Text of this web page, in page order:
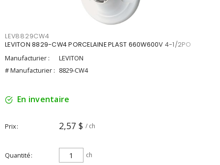
LEV8829CW4
LEVITON 8829-CW4 PORCELAINE PLAST 660W600V 4-1/2PO
Manufacturier :
LEVITON
# Manufacturier : 8829-CW4
En inventaire
Prix 2,57 $ / ch
Quantité ch